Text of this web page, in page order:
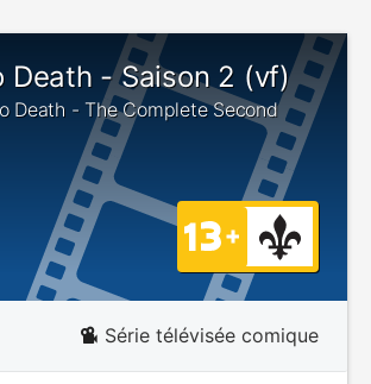
Death - Saison 2 (vf)
Death - The Complete Second
Série télévisée comique